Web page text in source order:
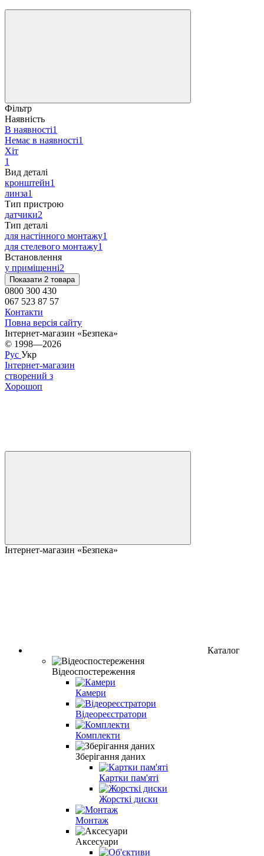
Фільтр
Наявність
В наявності1
Немає в наявності1
Хіт
1
Вид деталі
кронштейн1
линза1
Тип пристрою
датчики2
Тип деталі
для настінного монтажу1
для стелевого монтажу1
Встановлення
у приміщенні2
Показати 2 товара
0800 300 430
067 523 87 57
Контакти
Повна версія сайту
Інтернет-магазин «Безпека»
© 1998—2026
Рус Укр
Інтернет-магазин
створений з
Хорошоп
Інтернет-магазин «Безпека»
Каталог
Відеоспостереження
Камери
Відеореєстратори
Комплекти
Зберігання даних
Картки пам'яті
Жорсткі диски
Монтаж
Аксесуари